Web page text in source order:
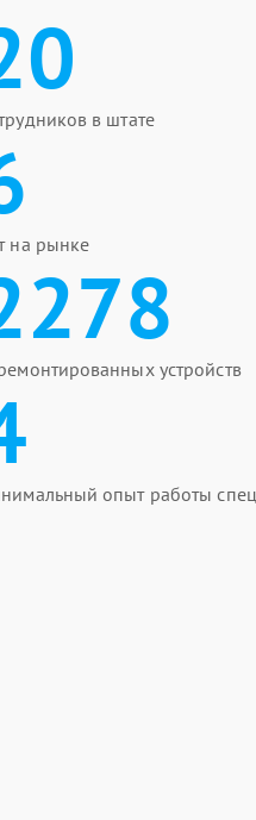
в штате
на рынке
устройств
опыт работы